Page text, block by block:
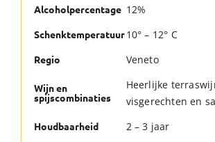
Alcoholpercentage 12%
Schenktemperatuur 10° – 12° C
Regio Veneto
Wijn en
spijscombinaties
Heerlijke
visgerechten en
Houdbaarheid 2 – 3 jaar